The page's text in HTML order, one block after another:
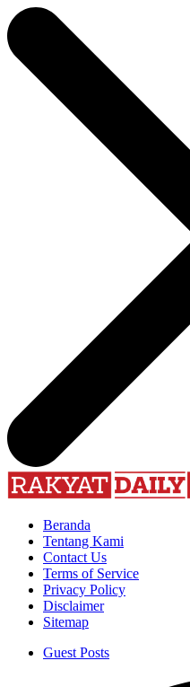
Beranda
Tentang Kami
Contact Us
Terms of Service
Privacy Policy
Disclaimer
Sitemap
Guest Posts